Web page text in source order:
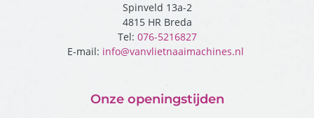
Spinveld 13a-2
4815 HR Breda
Tel: 076-5216827
E-mail: info@vanvlietnaaimachines.nl
Onze openingstijden